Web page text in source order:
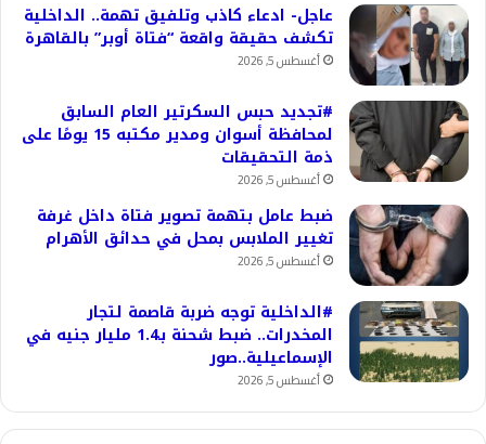
عاجل- ادعاء كاذب وتلفيق تهمة.. الداخلية
تكشف حقيقة واقعة “فتاة أوبر” بالقاهرة
أغسطس 5, 2026
#تجديد حبس السكرتير العام السابق
لمحافظة أسوان ومدير مكتبه 15 يومًا على
ذمة التحقيقات
أغسطس 5, 2026
ضبط عامل بتهمة تصوير فتاة داخل غرفة
تغيير الملابس بمحل في حدائق الأهرام
أغسطس 5, 2026
#الداخلية توجه ضربة قاصمة لتجار
المخدرات.. ضبط شحنة بـ1.4 مليار جنيه في
الإسماعيلية..صور
أغسطس 5, 2026